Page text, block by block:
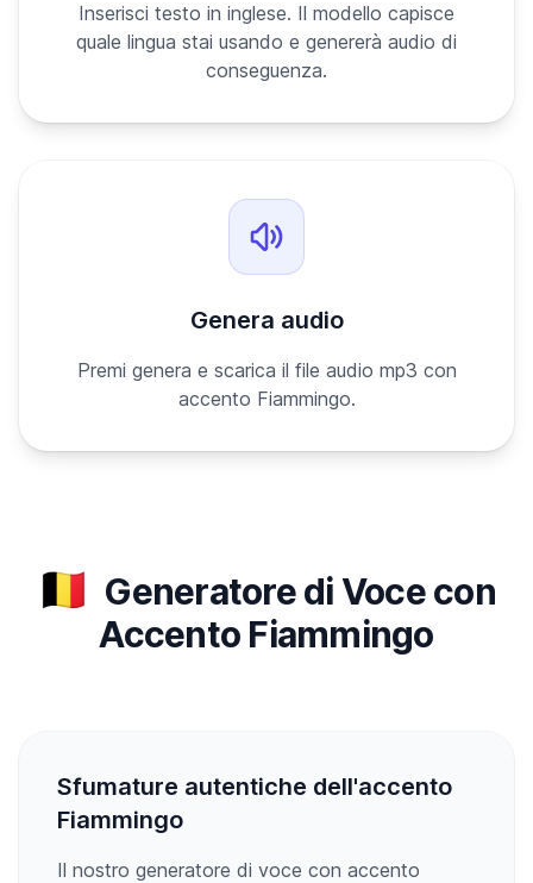
Inserisci testo in inglese. Il modello capisce
quale lingua stai usando e genererà audio di
conseguenza.
Genera audio
Premi genera e scarica il file audio mp3 con
accento Fiammingo.
🇧🇪 Generatore di Voce con
Accento Fiammingo
Sfumature autentiche dell'accento
Fiammingo
Il nostro generatore di voce con accento